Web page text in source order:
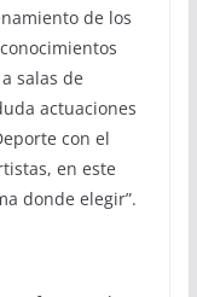
de los
salas de
actuaciones
con el
en este
donde elegir”.